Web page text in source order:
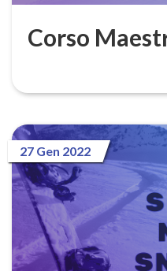
Corso
27 Gen 2022